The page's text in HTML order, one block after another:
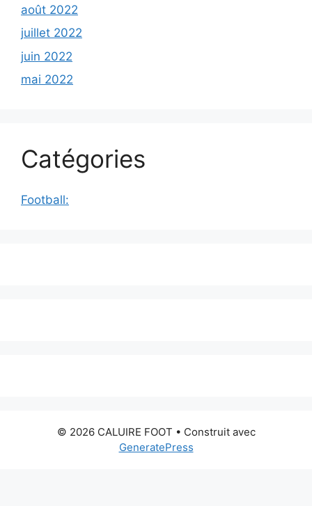
août 2022
juillet 2022
juin 2022
mai 2022
Catégories
Football:
© 2026 CALUIRE FOOT • Construit avec
GeneratePress